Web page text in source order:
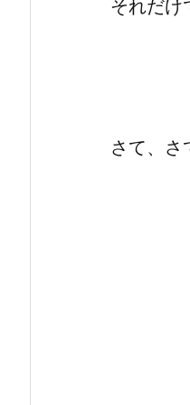
それだけ
さて、さ